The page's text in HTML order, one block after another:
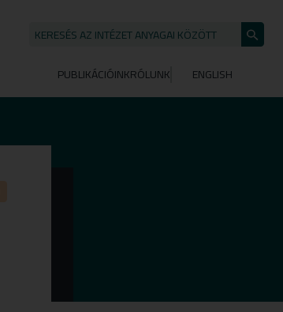
KERESÉS AZ INTÉZET ANYAGAI KÖZÖTT
indítása
PUBLIKÁCIÓINKRÓLUNK ENGLISH